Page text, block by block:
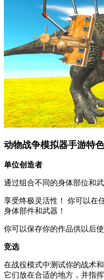
动物战争模拟器手游特色
单位创造者
通过组合不同的身体部位和
享受终极灵活性！ 你可以在
身体部件和武器！
你可以保存你的作品供以后使
竞选
在战役模式中测试你的战术
它们放在合适的地方，并指挥